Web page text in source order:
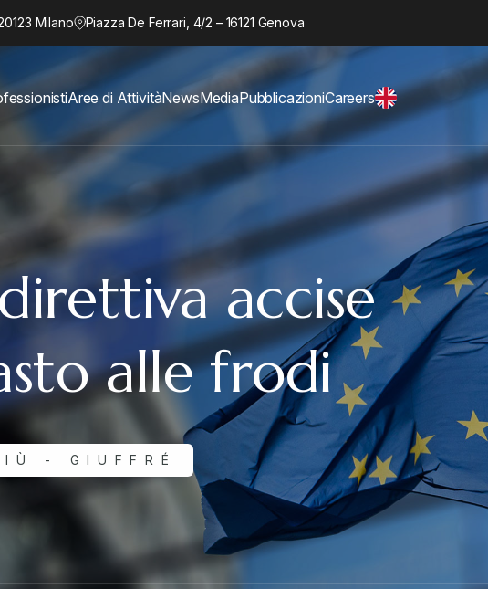
Milano Piazza De Ferrari, 4/2 – 16121 Genova
Aree di AttivitàNewsMediaPubblicazioniCareers
accise
alle frodi
- GIUFFRÉ